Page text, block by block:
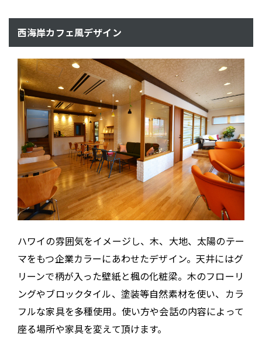
西海岸カフェ風デザイン
ハワイの雰囲気をイメージし、木、大地、太陽のテー
マをもつ企業カラーにあわせたデザイン。天井にはグ
リーンで柄が入った壁紙と楓の化粧梁。木のフローリ
ングやブロックタイル、塗装等自然素材を使い、カラ
フルな家具を多種使用。使い方や会話の内容によって
座る場所や家具を変えて頂けます。